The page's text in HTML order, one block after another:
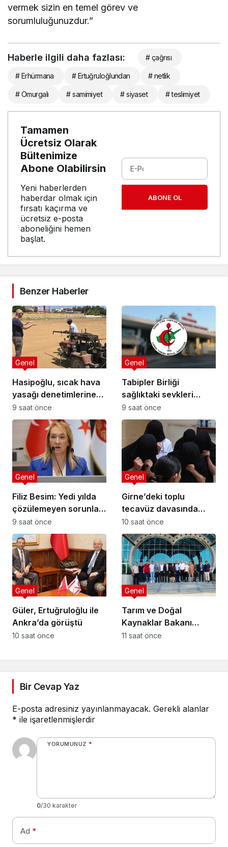
vermek sizin en temel görev ve
sorumluluğunuzdur.”
Haberle ilgili daha fazlası: # çağrısı
# Erhürmana # Ertuğruloğlundan # netlik
# Omurgalı # samimiyet # siyaset # teslimiyet
Tamamen
Ücretsiz Olarak
Bültenimize
Abone Olabilirsin
Yeni haberlerden
haberdar olmak için
fırsatı kaçırma ve
ücretsiz e-posta
aboneliğini hemen
başlat.
ABONE OL
Benzer Haberler
Hasipoğlu, sıcak hava
yasağı denetimlerine
sahada katıldı
Genel
9 saat önce
Tabipler Birliği
sağlıktaki sevkleri
eleştirdi: Harcamalar
kamuoyuyla
paylaşılmalı!
Genel
9 saat önce
Filiz Besim: Yedi yılda
çözülemeyen sorunlar
seçim öncesinde
verilen vaatlerle
çözülemez
Genel
9 saat önce
Girne’deki toplu
tecavüz davasında
karar: 5 sanığa toplam
55 yıl hapis
Genel
10 saat önce
Güler, Ertuğruloğlu ile
Ankra’da görüştü
Genel
10 saat önce
Tarım ve Doğal
Kaynaklar Bakanı
Çavuş “Büyük Harup
Genel
11 saat önce
Bir Cevap Yaz
E-posta adresiniz yayınlanmayacak. Gerekli alanlar
* ile işaretlenmişlerdir
YORUMUNUZ *
0/30 karakter
Ad *